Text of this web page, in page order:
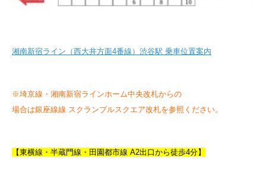
湘南新宿ライン（西大井方面4番線）渋谷駅 乗車位置案内
※埼京線・湘南新宿ラインホーム中央改札からの
場合は銀座線線 スクランブルスクエア改札を参照ください。
【東横線・半蔵門線・田園都市線 A2出口から徒歩4分】